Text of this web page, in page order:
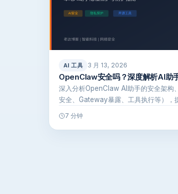
AI 工具 3 月 13, 2026
OpenClaw安全吗？深度解析AI助
深入分析OpenClaw AI助手的安全架构
安全、Gateway暴露、工具执行等），
南，…
7 分钟